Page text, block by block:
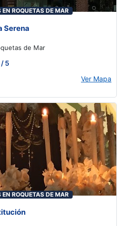
EN ROQUETAS DE MAR
Serena
de Mar
/ 5
Ver Mapa
EN ROQUETAS DE MAR